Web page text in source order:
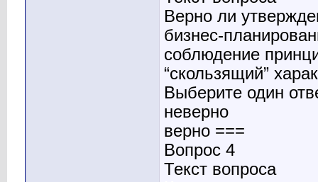
Верно ли
бизнес-
соблюдение
“скользящий”
Выберите один
неверно
верно ===
Вопрос 4
Текст вопроса